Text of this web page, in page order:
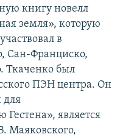
книгу новелл
земля», которую
в
Сан-Франциско,
Ткаченко был
ПЭН центра. Он
для
является
Маяковского,